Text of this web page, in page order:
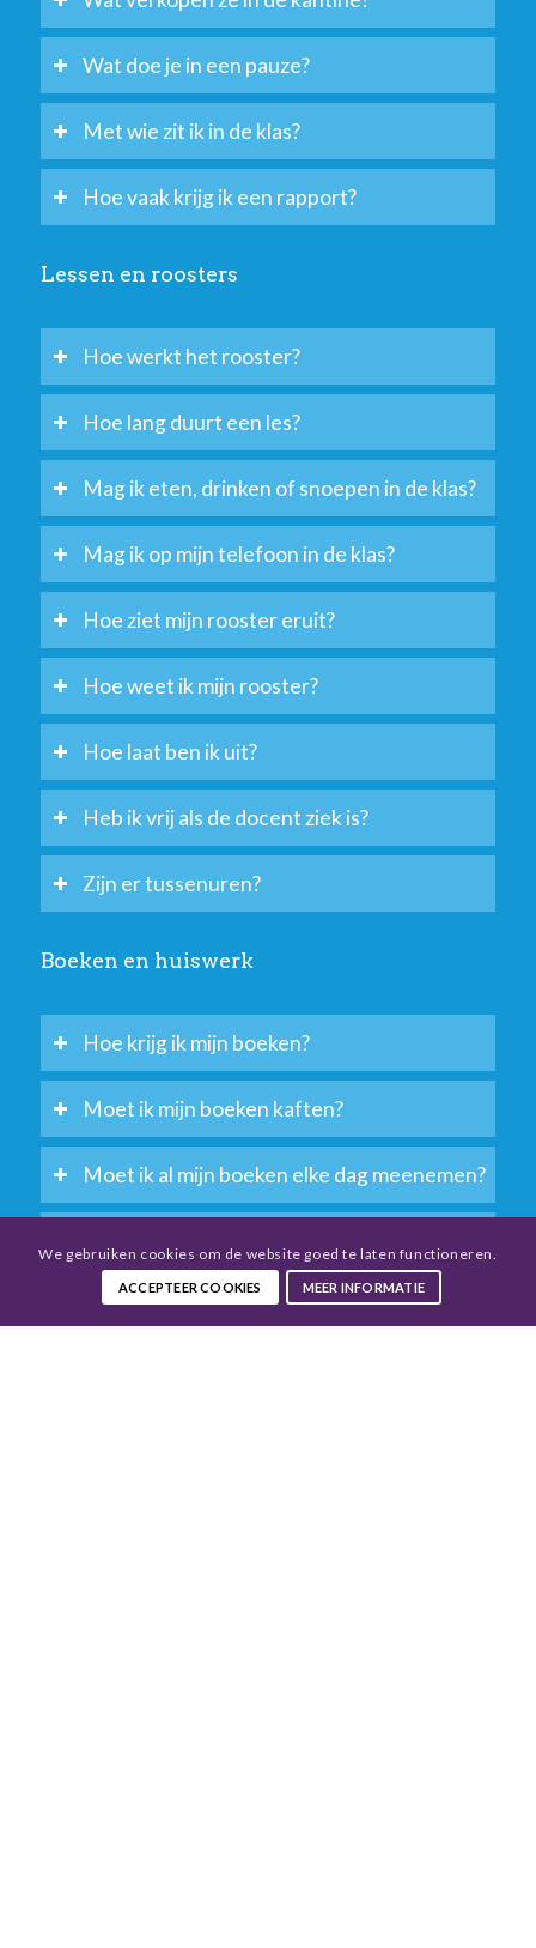
Wat doe je in een pauze?
Met wie zit ik in de klas?
Hoe vaak krijg ik een rapport?
Lessen en roosters
Hoe werkt het rooster?
Hoe lang duurt een les?
Mag ik eten, drinken of snoepen in de klas?
Mag ik op mijn telefoon in de klas?
Hoe ziet mijn rooster eruit?
Hoe weet ik mijn rooster?
Hoe laat ben ik uit?
Heb ik vrij als de docent ziek is?
Zijn er tussenuren?
Boeken en huiswerk
Hoe krijg ik mijn boeken?
Moet ik mijn boeken kaften?
Moet ik al mijn boeken elke dag meenemen?
besteden?
We gebruiken cookies om de website goed te laten functioneren.
ACCEPTEER COOKIES MEER INFORMATIE